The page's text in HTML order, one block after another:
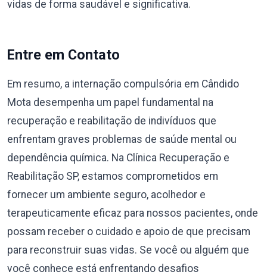
vidas de forma saudável e significativa.
Entre em Contato
Em resumo, a internação compulsória em Cândido
Mota desempenha um papel fundamental na
recuperação e reabilitação de indivíduos que
enfrentam graves problemas de saúde mental ou
dependência química. Na Clínica Recuperação e
Reabilitação SP, estamos comprometidos em
fornecer um ambiente seguro, acolhedor e
terapeuticamente eficaz para nossos pacientes, onde
possam receber o cuidado e apoio de que precisam
para reconstruir suas vidas. Se você ou alguém que
você conhece está enfrentando desafios